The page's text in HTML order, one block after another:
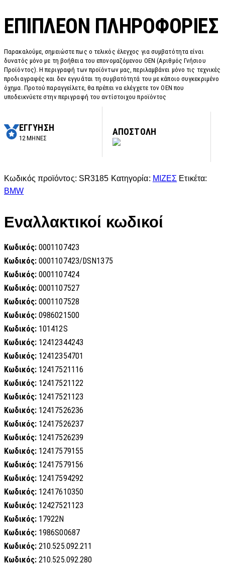
ΕΠΙΠΛΈΟΝ ΠΛΗΡΟΦΟΡΊΕΣ
Παρακαλούμε, σημειώστε πως ο τελικός έλεγχος για συμβατότητα είναι
δυνατός μόνο με τη βοήθεια του επονομαζόμενου OEN (Αριθμός Γνήσιου
Προϊόντος). Η περιγραφή των προϊόντων μας, περιλαμβάνει μόνο τις τεχνικές
προδιαγραφές και δεν εγγυάται τη συμβατότητά του με κάποιο συγκεκριμένο
όχημα. Προτού παραγγείλετε, θα πρέπει να ελέγχετε τον OEN που
υποδεικνύετε στην περιγραφή του αντίστοιχου προϊόντος
ΕΓΓΥΗΣΗ
12 ΜΗΝΕΣ
ΑΠΟΣΤΟΛΗ
Κωδικός προϊόντος: SR3185 Κατηγορία: ΜΙΖΕΣ Ετικέτα:
BMW
Εναλλακτικοί κωδικοί
Κωδικός: 0001107423
Κωδικός: 0001107423/DSN1375
Κωδικός: 0001107424
Κωδικός: 0001107527
Κωδικός: 0001107528
Κωδικός: 0986021500
Κωδικός: 101412S
Κωδικός: 12412344243
Κωδικός: 12412354701
Κωδικός: 12417521116
Κωδικός: 12417521122
Κωδικός: 12417521123
Κωδικός: 12417526236
Κωδικός: 12417526237
Κωδικός: 12417526239
Κωδικός: 12417579155
Κωδικός: 12417579156
Κωδικός: 12417594292
Κωδικός: 12417610350
Κωδικός: 12427521123
Κωδικός: 17922N
Κωδικός: 1986S00687
Κωδικός: 210.525.092.211
Κωδικός: 210.525.092.280